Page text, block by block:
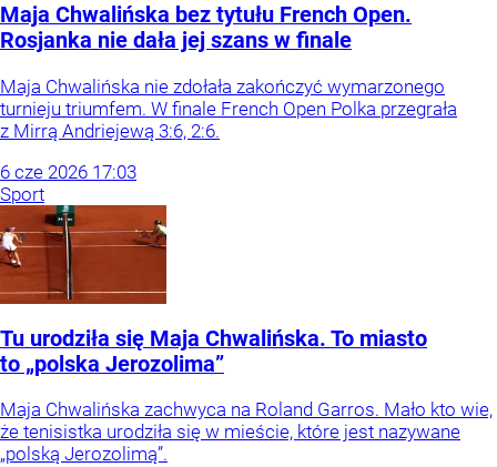
Maja Chwalińska bez tytułu French Open.
Rosjanka nie dała jej szans w finale
Maja Chwalińska nie zdołała zakończyć wymarzonego
turnieju triumfem. W finale French Open Polka przegrała
z Mirrą Andriejewą 3:6, 2:6.
6 cze 2026 17:03
Sport
Tu urodziła się Maja Chwalińska. To miasto
to „polska Jerozolima”
Maja Chwalińska zachwyca na Roland Garros. Mało kto wie,
że tenisistka urodziła się w mieście, które jest nazywane
„polską Jerozolimą”.